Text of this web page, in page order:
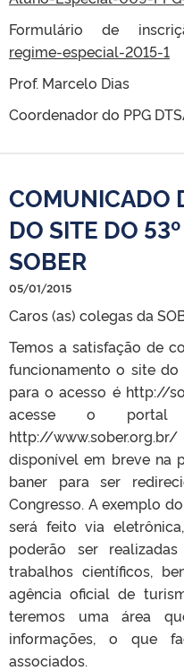
Formulário de
regime-especial-2015-1
Prof. Marcelo Dias
Coordenador do PPG
COMUNICADO
DO SITE DO
SOBER
05/01/2015
Caros (as) colegas da
Temos a satisfação de
funcionamento o site do
para o acesso é http://
acesse o
http://
disponível em breve na
baner para ser
Congresso. A exemplo
será feito via
poderão ser
trabalhos científicos,
agência oficial de
teremos uma área
informações, o que
associados.